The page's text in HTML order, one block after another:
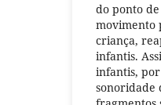
do ponto
movimento
criança,
infantis.
infantis,
sonoridade